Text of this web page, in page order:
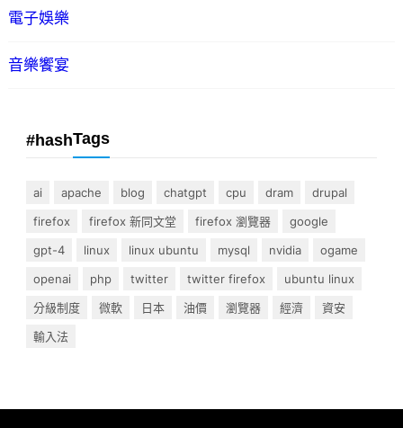
電子娛樂
音樂饗宴
#hashTags
ai apache blog chatgpt cpu dram
drupal
firefox
firefox 新同文堂 firefox 瀏覽器
google
gpt-4
linux linux ubuntu mysql nvidia
ogame
openai
php twitter twitter firefox
ubuntu linux
分級制度
微軟 日本 油價 瀏覽器 經濟
資安
輸入法